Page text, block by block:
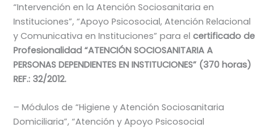
“Intervención en la Atención Sociosanitaria en
Instituciones”, “Apoyo Psicosocial, Atención Relacional
y Comunicativa en Instituciones” para elcertificado de
Profesionalidad “ATENCIÓN SOCIOSANITARIA A
PERSONAS DEPENDIENTES EN INSTITUCIONES” (370 horas)
REF.: 32/2012.
– Módulos de “Higiene y Atención Sociosanitaria
Domiciliaria”, “Atención y Apoyo Psicosocial